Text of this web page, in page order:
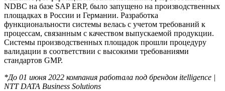
NDBC на базе SAP ERP, было запущено на производственных
площадках в России и Германии. Разработка
функциональности системы велась с учетом требований к
процессам, связанным с качеством выпускаемой продукции.
Системы производственных площадок прошли процедуру
валидации в соответствии с высокими требованиями
стандартов GMP.
*До 01 июня 2022 компания работала под брендом itelligence |
NTT DATA Business Solutions